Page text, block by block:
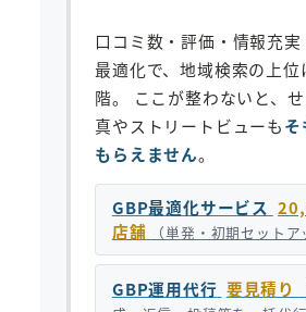
口コミ数・評価・情報充実
最適化で、地域検索の上位
階。 ここが整わないと、
真やストリートビューもそ
もらえません。
GBP最適化サービス
店舗
（単発・初期セットア
GBP運用代行 要見積り